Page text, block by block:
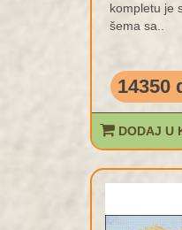
kompletu je
šema sa..
14350
DODAJ U